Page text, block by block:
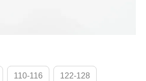
110-116 122-128